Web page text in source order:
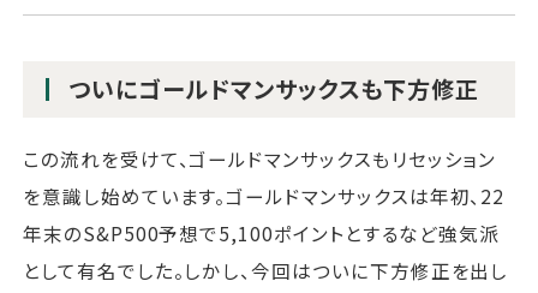
ついにゴールドマンサックスも下方修正
この流れを受けて、ゴールドマンサックスもリセッション
を意識し始めています。ゴールドマンサックスは年初、22
年末のS&P500予想で5,100ポイントとするなど強気派
として有名でした。しかし、今回はついに下方修正を出し